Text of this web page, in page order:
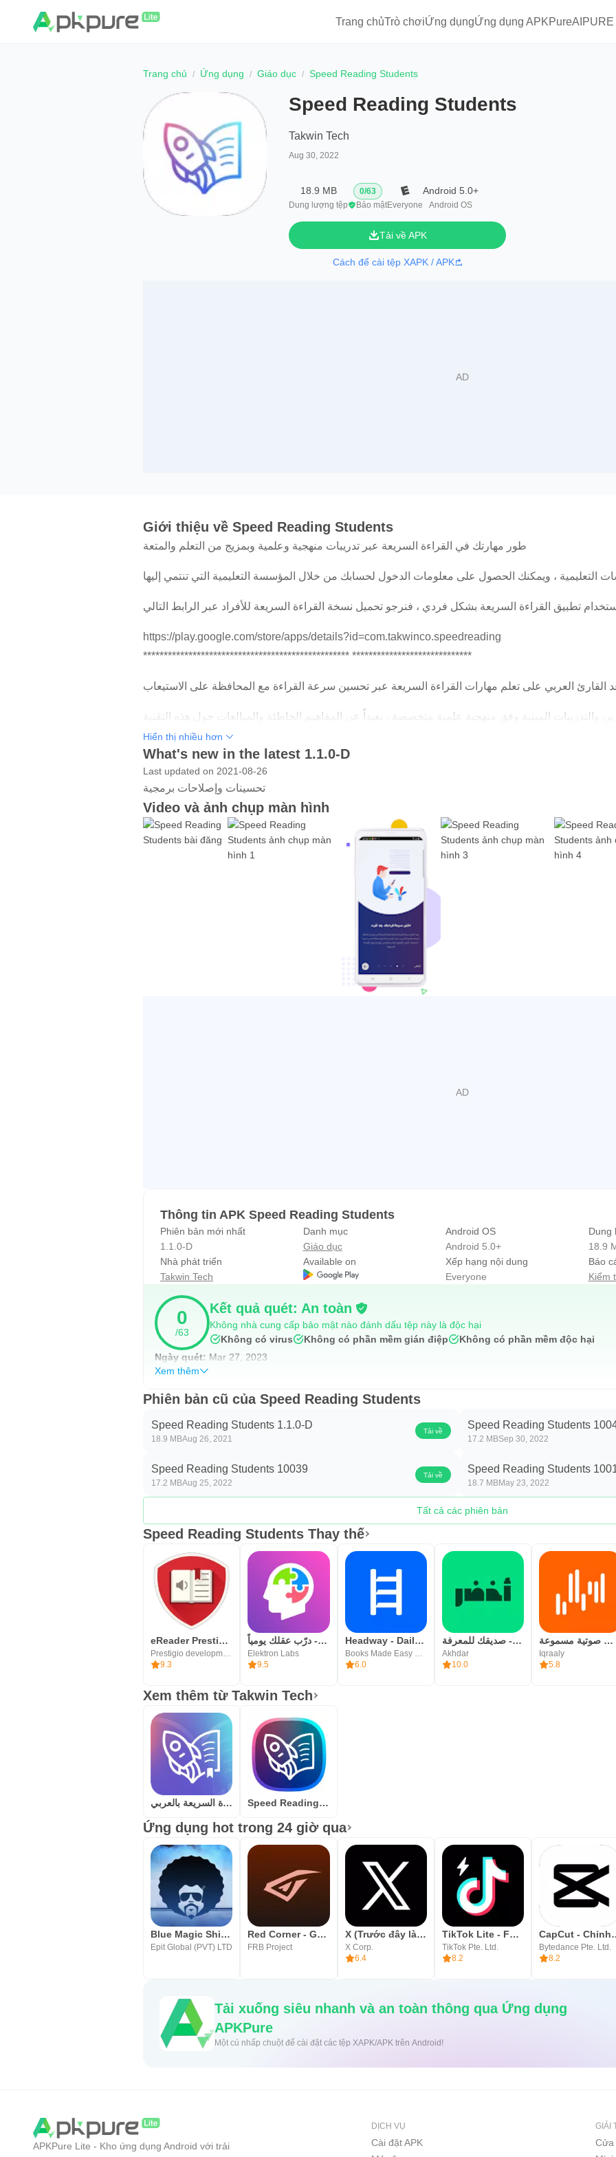
Trang chủTrò chơiỨng dụngỨng dụng APKPureAIPURE
Trang chủ Ứng dụng Giáo dục Speed Reading Students
Speed Reading Students
Takwin Tech
Aug 30, 2022
18.9 MB
Dung lượng tệp
0/63
Bảo mậtEveryone
Android 5.0+
Android OS
Tải về APK
Cách để cài tệp XAPK / APK
Giới thiệu về Speed Reading Students
طور مهارتك في القراءة السريعة عبر تدريبات منهجية وعلمية وبمزيج من التعلم والمتعة
https://play.google.com/store/apps/details?id=com.takwinco.speedreading
************************************************** *****************************
ما هي القراءة السريعة؟
إلى أن تظل على دراية بأحدث الأخبار والمعلومات والاتجاهات, وهو أمر يتحتم معه الاطلاع على العديد من
على المتابعة, ومع استراتيجيات القراءة السريعة ستتمكن من مضاعفة سرعة قراءتك, ما يعني اطلاعك
1. لوقت الوقت.
3. تحصيل ثقافي أكبر.
4. إنجاز الأعمال بصورة أسرع.
&bò đực; تمارين وتدريبات منفصلة يختار منها المتدرب حسب حاجته.
&bò đực; متابعة لتطوير المهارات المكتسبة بعد انتهاء الدورة التدريبية
&bò đực; مراعاة مهارة المستخدم عبر اختبار خاص يحدد مستواه الحالي.
لماذا هذا التطبيق هو الأفضل؟
Trò chơi điện tử
هو أول تطبيق من نوعه عربياً حيث يعمل وفق منهجية علمية ، إضافة إلى ائل دمج التكنولوجيا باللعب (التلعيب -
Trò chơi điện tử
يسعدنا تجربتكم للتطبيق ، ونرحب بأي تعليق أو استفسار عبر البريد الالكتروني:
info@arabspeedreading.com
Hiển thị nhiều hơn
What's new in the latest 1.1.0-D
Last updated on 2021-08-26
تحسينات وإصلاحات برمجية
Video và ảnh chụp màn hình
Thông tin APK Speed Reading Students
Phiên bản mới nhất
1.1.0-D
Danh mục
Giáo dục
Android OS
Android 5.0+
Dung
18.9
Nhà phát triển
Takwin Tech
Available on
Xếp hạng nội dung
Everyone
Báo
Kiểm
0
/63
Kết quả quét: An toàn
Không nhà cung cấp bảo mật nào đánh dấu tệp này là độc hại
Không có virus
Không có phần mềm gián điệp
Không có phần mềm độc hại
Ngày quét: Mar 27, 2023
Xem thêm
Phiên bản cũ của Speed Reading Students
Speed Reading Students 1.1.0-D
18.9 MBAug 26, 2021
Tải về Speed Reading Students
17.2 MBSep 30, 2022
Speed Reading Students 10039
17.2 MBAug 25, 2022
Tải về Speed Reading Students
18.7 MBMay 23, 2022
Tất cả các phiên bản
Speed Reading Students Thay thế
eReader Prestigio: Book Reader
Prestigio development team
9.3
شعلة - درّب عقلك يومياً
Elektron Labs
9.5
Headway - Daily Micro Learning
Books Made Easy Corp
6.0
أخضر - صديقك للمعرفة
Akhdar
10.0
اقرأ لي - كتب صوتية مسموعة
Iqraaly
5.8
Xem thêm từ Takwin Tech
القراءة السريعة بالعربي Speed Reading Center
Ứng dụng hot trong 24 giờ qua
Blue Magic Shishabar
Epit Global (PVT) LTD
Red Corner - Game Space
FRB Project
X (Trước đây là Twitter)
X Corp.
6.4
TikTok Lite - Faster TikTok
TikTok Pte. Ltd.
8.2
CapCut
Bytedance Pte. Ltd.
8.2
Tải xuống siêu nhanh và an toàn thông qua Ứng dụng
APKPure
Một cú nhấp chuột để cài đặt các tệp XAPK/APK trên Android!
APKPure Lite - Kho ứng dụng Android với trải
DỊCH VỤ
Cài đặt APK
GIẢI
Cửa